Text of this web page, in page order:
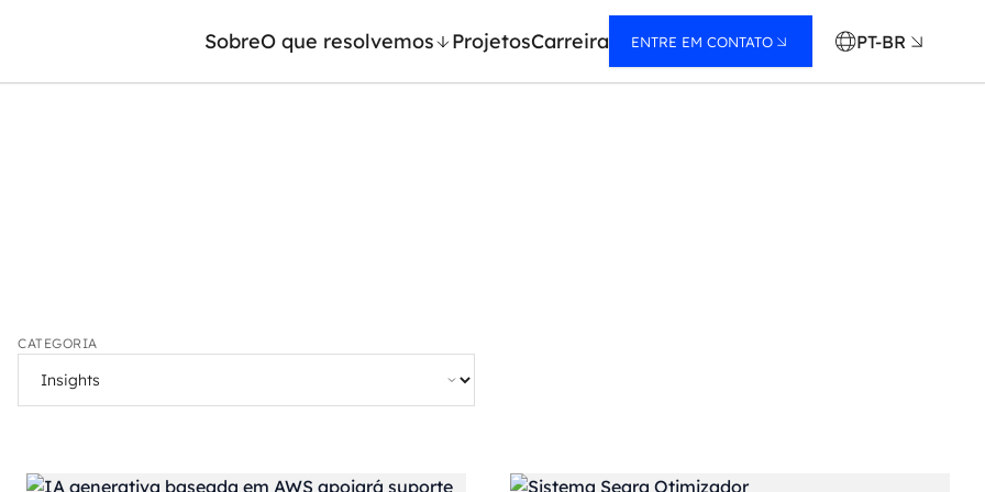
SobreO que resolvemos ProjetosCarreira ENTRE EM CONTATO PT-BR
CATEGORIA